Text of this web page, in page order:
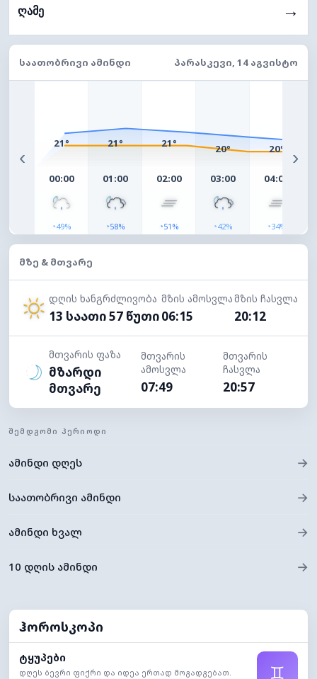
ღამე →
ᲡᲐᲐᲗᲝᲑᲠᲘᲕᲘ ᲐᲛᲘᲜᲓᲘ ᲞᲐᲠᲐᲡᲙᲔᲕᲘ, 14 ᲐᲒᲕᲘᲡᲢᲝ
‹
21°
00:00
◔49%
21°
01:00
◔58%
21°
02:00
◔51%
20°
03:00
◔42%
20°
04:00
◔34%
›
ᲛᲖᲔ & ᲛᲗᲕᲐᲠᲔ
დღის ხანგრძლივობა
13 საათი 57 წუთი
მზის ამოსვლა
06:15
მზის ჩასვლა
20:12
მთვარის ფაზა
მზარდი
მთვარე
მთვარის
ამოსვლა
07:49
მთვარის
ჩასვლა
20:57
ᲨᲔᲛᲓᲒᲝᲛᲘ ᲞᲔᲠᲘᲝᲓᲘ
ამინდი დღეს →
საათობრივი ამინდი →
ამინდი ხვალ →
10 დღის ამინდი →
ჰოროსკოპი
ტყუპები
დღეს ბევრი ფიქრი და იდეა ერთად მოგადგებათ.
♊